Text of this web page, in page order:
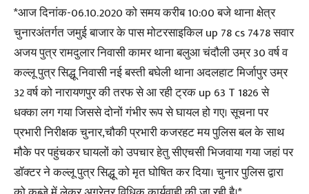
*आज दिनांक-06.10.2020 को समय करीब 10:00 बजे थाना क्षेत्र
चुनारअंतर्गत जमुई बाजार के पास मोटरसाइकिल up 78 cs 7478 सवार
अजय पुत्र रामदुलार निवासी कामर थाना बलुआ चंदौली उम्र 30 वर्ष व
कल्लू पुत्र सिद्धू निवासी नई बस्ती बघेली थाना अदलहाट मिर्जापुर उम्र
32 वर्ष को नारायणपुर की तरफ से आ रही ट्रक up 63 T 1826 से
धक्का लग गया जिससे दोनों गंभीर रूप से घायल हो गए। सूचना पर
प्रभारी निरीक्षक चुनार,चौकी प्रभारी कजरहट मय पुलिस बल के साथ
मौके पर पहुंचकर घायलों को उपचार हेतु सीएचसी भिजवाया गया जहां पर
डॉक्टर ने कल्लू पुत्र सिद्धू को मृत घोषित कर दिया। चुनार पुलिस द्वारा